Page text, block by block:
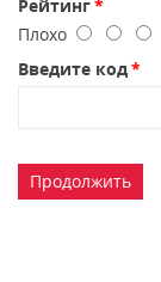
Рейтинг
Плохо
Введите код
Продолжить